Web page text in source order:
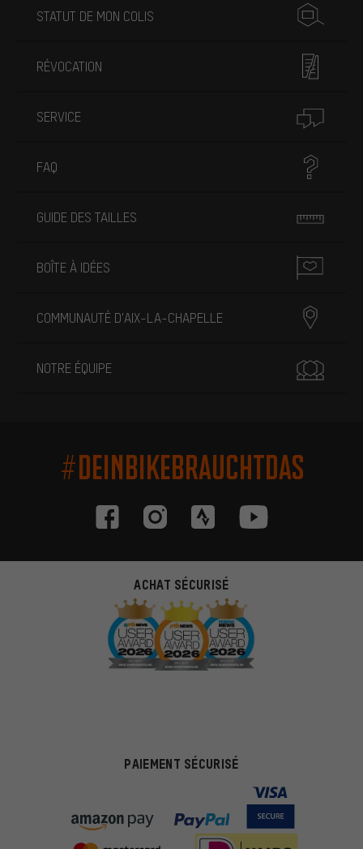
STATUT DE MON COLIS
RÉVOCATION
SERVICE
FAQ
GUIDE DES TAILLES
BOÎTE À IDÉES
COMMUNAUTÉ D'AIX-LA-CHAPELLE
NOTRE ÉQUIPE
#DEINBIKEBRAUCHTDAS
ACHAT SÉCURISÉ
PAIEMENT SÉCURISÉ